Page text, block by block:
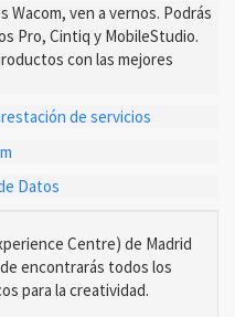
Wacom, ven a vernos. Podrás
Pro, Cintiq y MobileStudio.
con las mejores
de servicios
Datos
Centre) de Madrid
encontrarás todos los
para la creatividad.